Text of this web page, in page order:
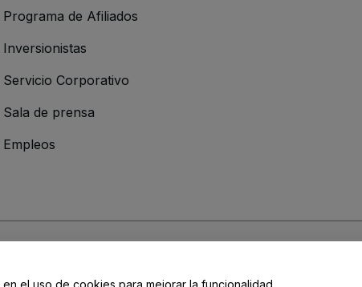
Programa de Afiliados
Inversionistas
Servicio Corporativo
Sala de prensa
Empleos
el uso de cookies para mejorar la funcionalidad